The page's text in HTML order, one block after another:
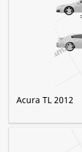
Acura TL 2012